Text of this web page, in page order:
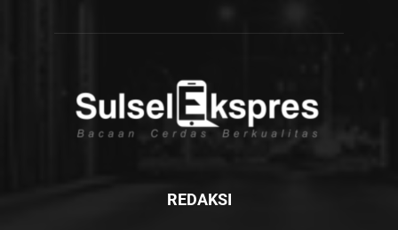
REDAKSI